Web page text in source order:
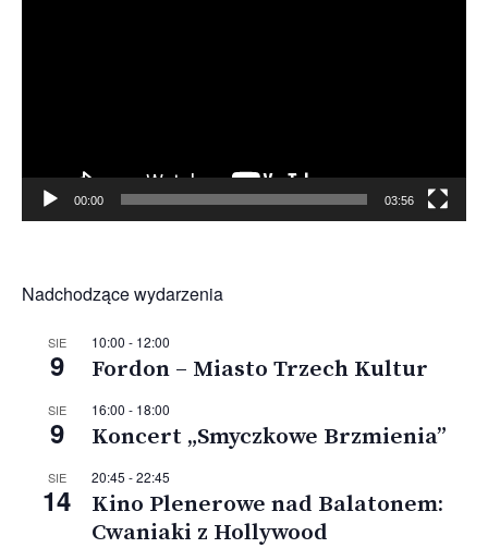
00:00 03:56
Nadchodzące wydarzenia
SIE
9
10:00 - 12:00
Fordon – Miasto Trzech Kultur
SIE
9
16:00 - 18:00
Koncert „Smyczkowe Brzmienia”
SIE
14
20:45 -22:45
Kino Plenerowe nad Balatonem:
Cwaniaki z Hollywood